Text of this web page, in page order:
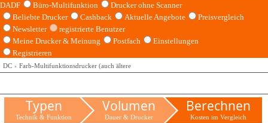
DADF
Büro-Multifunktion
Drucker ohne Scanner
Beliebte Drucker
Cashback Aktuelle Angebote
Preisvergleich
Newsletter
registrierte Benutzer
Meine Drucker & Meinung
Postfach
Einstellungen
Registrieren
DC Farb-Multifunktionsdrucker (auch ältere
Typen
Technik & Funktion
Volumen
Dauer & Drucker
Berechnen
Kosten im Vergleich